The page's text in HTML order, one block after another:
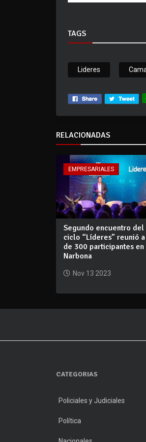
TAGS
Lideres
RELACIONADAS
EMPRESARIALES
Segundo encuentro del
ciclo “Líderes” reunió
de 300 participantes en
Narbona
Nov 13 2023
CATEGORIAS
Policiales y Judiciales
Política